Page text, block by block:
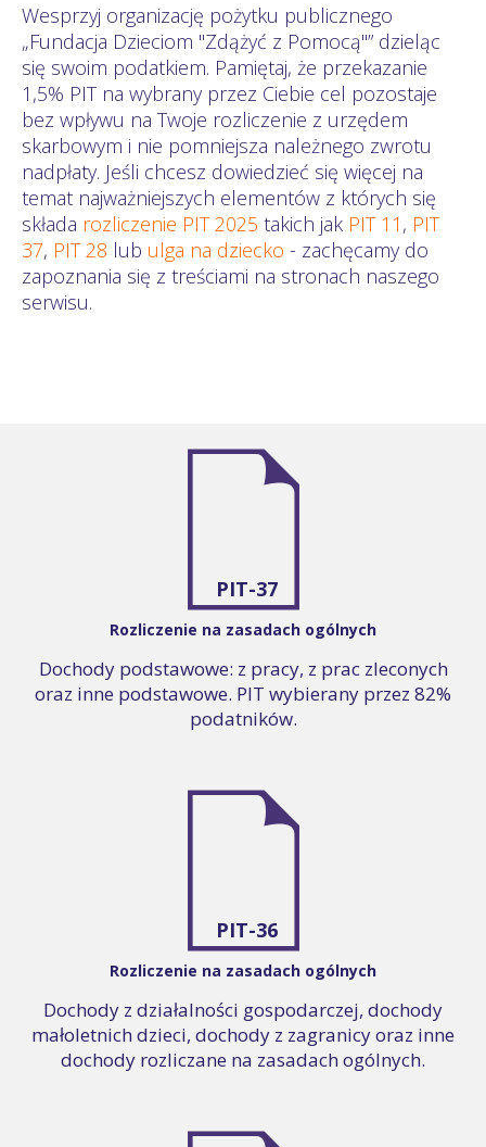
Wesprzyj organizację pożytku publicznego
„Fundacja Dzieciom "Zdążyć z Pomocą"” dzieląc
się swoim podatkiem. Pamiętaj, że przekazanie
1,5% PIT na wybrany przez Ciebie cel pozostaje
bez wpływu na Twoje rozliczenie z urzędem
skarbowym i nie pomniejsza należnego zwrotu
nadpłaty. Jeśli chcesz dowiedzieć się więcej na
temat najważniejszych elementów z których się
składa rozliczenie PIT 2025 takich jak PIT 11 , PIT
37, PIT 28 lub ulga na dziecko - zachęcamy do
zapoznania się z treściami na stronach naszego
serwisu.
PIT-37
Rozliczenie na zasadach ogólnych
Dochody podstawowe: z pracy, z prac zleconych
oraz inne podstawowe. PIT wybierany przez 82%
podatników.
PIT-36
Rozliczenie na zasadach ogólnych
Dochody z działalności gospodarczej, dochody
małoletnich dzieci, dochody z zagranicy oraz inne
dochody rozliczane na zasadach ogólnych.